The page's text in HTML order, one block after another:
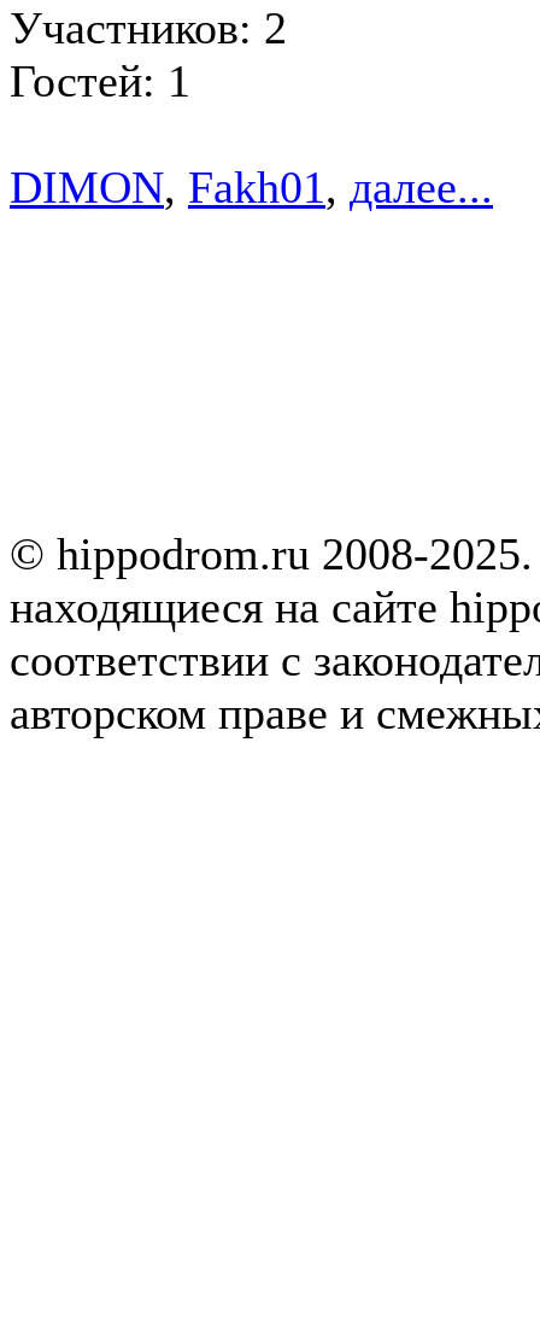
Участников: 2
Гостей: 1
DIMON, Fakh01, далее...
© hippodrom.ru 2008-
находящиеся на сайте
соответствии с
авторском праве и